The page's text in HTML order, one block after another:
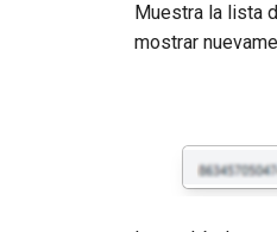
Muestra la lista
mostrar